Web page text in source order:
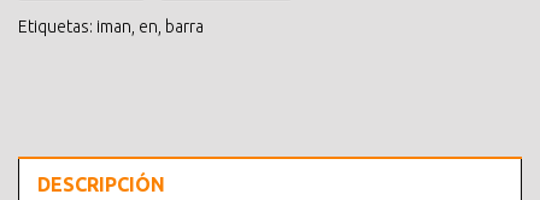
Etiquetas: iman en barra
DESCRIPCIÓN